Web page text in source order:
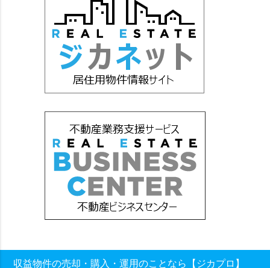
収益物件の売却・購入・運用のことなら【ジカプロ】